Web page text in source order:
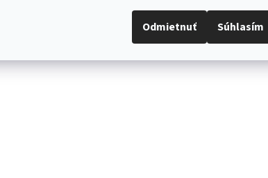
Odmietnuť Súhlasím